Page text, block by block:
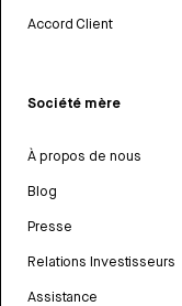
Accord Client
Société mère
À propos de nous
Blog
Presse
Relations Investisseurs
Assistance